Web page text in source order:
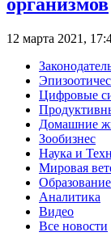
12 марта 2021,
Цифровые
Домашние
Зообизнес
Наука и
Мировая
Аналитика
Видео
Все новости